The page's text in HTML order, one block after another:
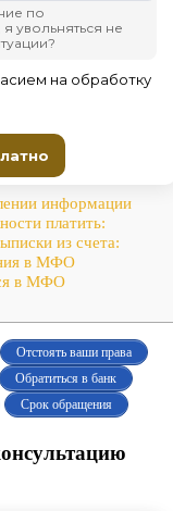
информации
платить:
из счета:
в МФО
в МФО
Отстоять ваши права
Обратиться в банк
Срок обращения